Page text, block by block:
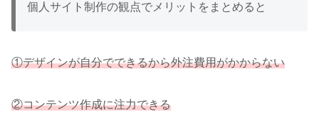
個人サイト制作の観点でメリットをまとめると
①デザインが自分でできるから外注費用がかからない
②コンテンツ作成に注力できる